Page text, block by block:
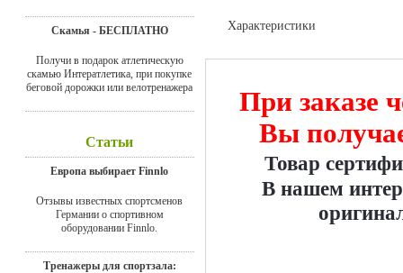
Скамья - БЕСПЛАТНО
Получи в подарок атлетическую
скамью Интератлетика, при покупке
беговой дорожки или велотренажера
Статьи
Европа выбирает Finnlo
Отзывы известных спортсменов
Германии о спортивном
оборудовании Finnlo.
Тренажеры для спортзала:
Характеристики
При заказе
Вы
Товар
В нашем